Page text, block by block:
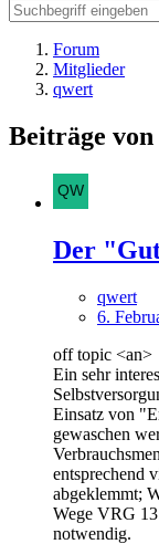
Forum
Mitglieder
qwert
Beiträge
Der
qwert
6.
off topic <an>
Ein sehr
Einsatz von
gewaschen
entsprechend
abgeklemmt;
Wege VRG
notwendig.